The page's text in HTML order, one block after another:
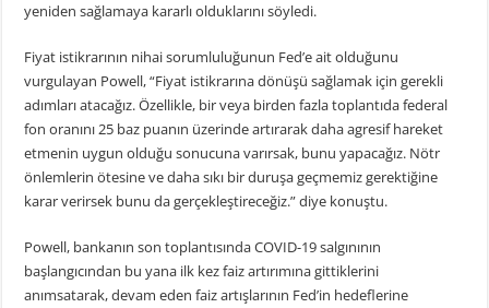
yeniden sağlamaya kararlı olduklarını söyledi.
Fiyat istikrarının nihai sorumluluğunun Fed’e ait olduğunu
vurgulayan Powell, “Fiyat istikrarına dönüşü sağlamak için gerekli
adımları atacağız. Özellikle, bir veya birden fazla toplantıda federal
fon oranını 25 baz puanın üzerinde artırarak daha agresif hareket
etmenin uygun olduğu sonucuna varırsak, bunu yapacağız. Nötr
önlemlerin ötesine ve daha sıkı bir duruşa geçmemiz gerektiğine
karar verirsek bunu da gerçekleştireceğiz.” diye konuştu.
Powell, bankanın son toplantısında COVID-19 salgınının
başlangıcından bu yana ilk kez faiz artırımına gittiklerini
anımsatarak, devam eden faiz artışlarının Fed’in hedeflerine